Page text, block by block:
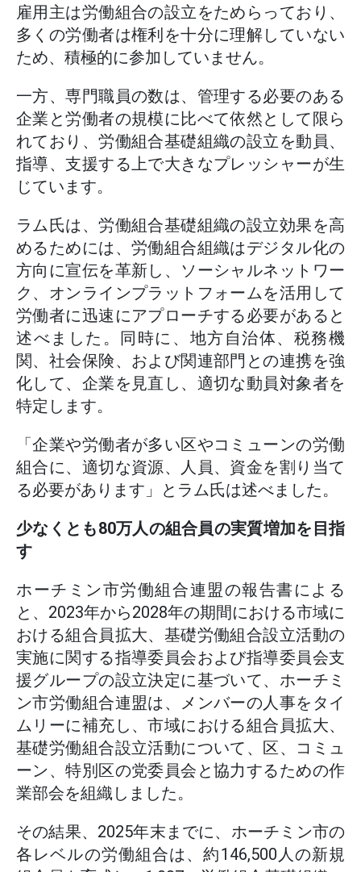
雇用主は労働組合の設立をためらっており、
多くの労働者は権利を十分に理解していない
ため、積極的に参加していません。
一方、専門職員の数は、管理する必要のある
企業と労働者の規模に比べて依然として限ら
れており、労働組合基礎組織の設立を動員、
指導、支援する上で大きなプレッシャーが生
じています。
ラム氏は、労働組合基礎組織の設立効果を高
めるためには、労働組合組織はデジタル化の
方向に宣伝を革新し、ソーシャルネットワー
ク、オンラインプラットフォームを活用して
労働者に迅速にアプローチする必要があると
述べました。同時に、地方自治体、税務機
関、社会保険、および関連部門との連携を強
化して、企業を見直し、適切な動員対象者を
特定します。
「企業や労働者が多い区やコミューンの労働
組合に、適切な資源、人員、資金を割り当て
る必要があります」とラム氏は述べました。
少なくとも80万人の組合員の実質増加を目指
す
ホーチミン市労働組合連盟の報告書による
と、2023年から2028年の期間における市域に
おける組合員拡大、基礎労働組合設立活動の
実施に関する指導委員会および指導委員会支
援グループの設立決定に基づいて、ホーチミ
ン市労働組合連盟は、メンバーの人事をタイ
ムリーに補充し、市域における組合員拡大、
基礎労働組合設立活動について、区、コミュ
ーン、特別区の党委員会と協力するための作
業部会を組織しました。
その結果、2025年末までに、ホーチミン市の
各レベルの労働組合は、約146,500人の新規